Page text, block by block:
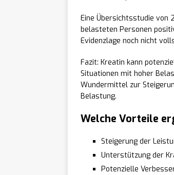
Eine Übersichtsstudie von
belasteten Personen
Evidenzlage noch nicht
Fazit: Kreatin kann
Situationen mit hoher
Wundermittel zur
Belastung.
Welche Vorteile
Steigerung der
Unterstützung der
Potenzielle